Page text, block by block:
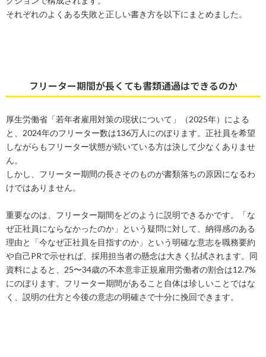
それぞれのよくある失敗と正しい書き方を以下にまとめました。
フリーター期間が長くても書類通過はできるのか
厚生労働省「若年者雇用対策の現状について」（2025年）による
と、2024年のフリーター数は136万人にのぼります。正社員を希望
しながらもフリーター状態が続いている方は決して少なくありませ
ん。
しかし、フリーター期間の長さそのものが書類落ちの原因になるわ
けではありません。
重要なのは、フリーター期間をどのように説明できるかです。「な
ぜ正社員にならなかったのか」という疑問に対して、納得感のある
理由と「今なぜ正社員を目指すのか」という明確な意志を職務要約
や自己PRで示せれば、採用担当者の懸念は大きく払拭されます。同
資料によると、25〜34歳の不本意非正規雇用労働者の割合は12.7%
にのぼります。フリーター期間があること自体は珍しいことではな
く、説明の仕方と今後の意志の明確さで十分に挽回できます。